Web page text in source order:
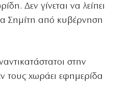
Δεν γίνεται να λείπει
Σημίτη από κυβέρνηση
στην
τους χωράει εφημερίδα